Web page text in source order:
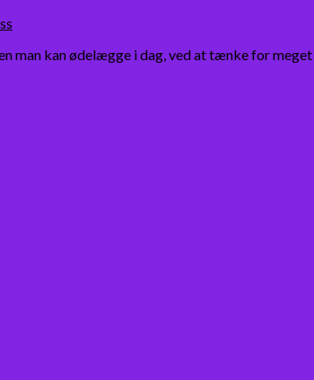
man kan ødelægge i dag, ved at tænke for